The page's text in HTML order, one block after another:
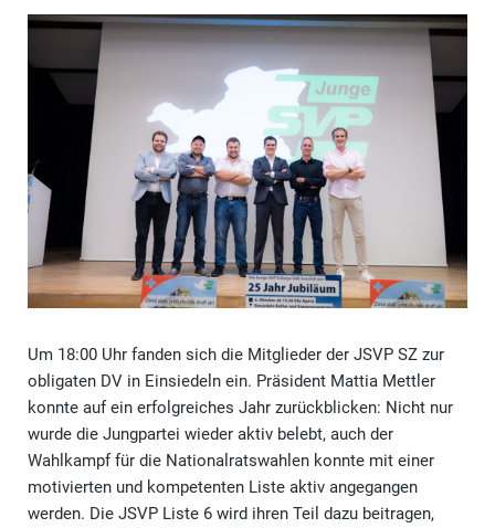
Um 18:00 Uhr fanden sich die Mitglieder der JSVP SZ zur
obligaten DV in Einsiedeln ein. Präsident Mattia Mettler
konnte auf ein erfolgreiches Jahr zurückblicken: Nicht nur
wurde die Jungpartei wieder aktiv belebt, auch der
Wahlkampf für die Nationalratswahlen konnte mit einer
motivierten und kompetenten Liste aktiv angegangen
werden. Die JSVP Liste 6 wird ihren Teil dazu beitragen,